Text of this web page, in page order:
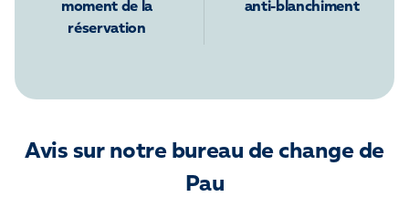
moment de la
réservation
anti-blanchiment
Avis sur notre bureau de change de
Pau